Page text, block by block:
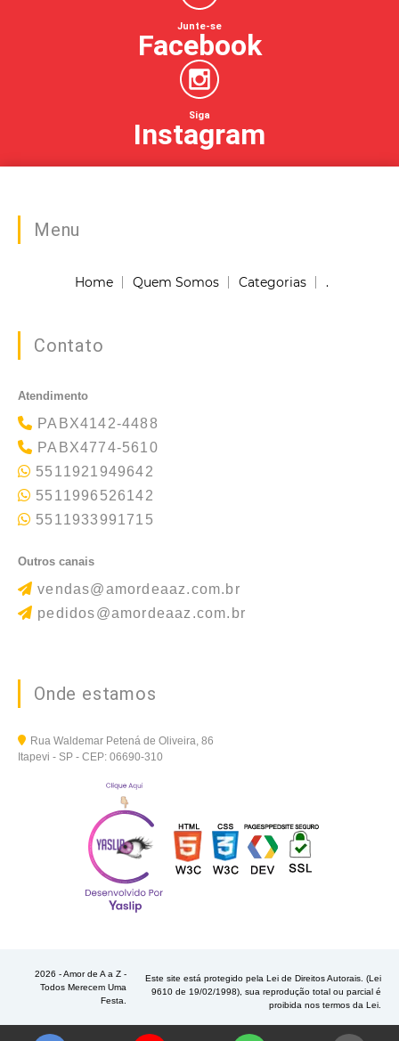
Junte-se
Facebook
Siga
Instagram
Menu
Home Quem Somos Categorias .
Contato
Atendimento
PABX4142-4488
PABX4774-5610
5511921949642
5511996526142
5511933991715
Outros canais
vendas@amordeaaz.com.br
pedidos@amordeaaz.com.br
Onde estamos
Rua Waldemar Petená de Oliveira, 86
Itapevi - SP - CEP: 06690-310
2026 - Amor de A a Z -
Todos Merecem Uma
Festa.
Este site está protegido pela Lei de Direitos Autorais. (Lei
9610 de 19/02/1998), sua reprodução total ou parcial é
proibida nos termos da Lei.